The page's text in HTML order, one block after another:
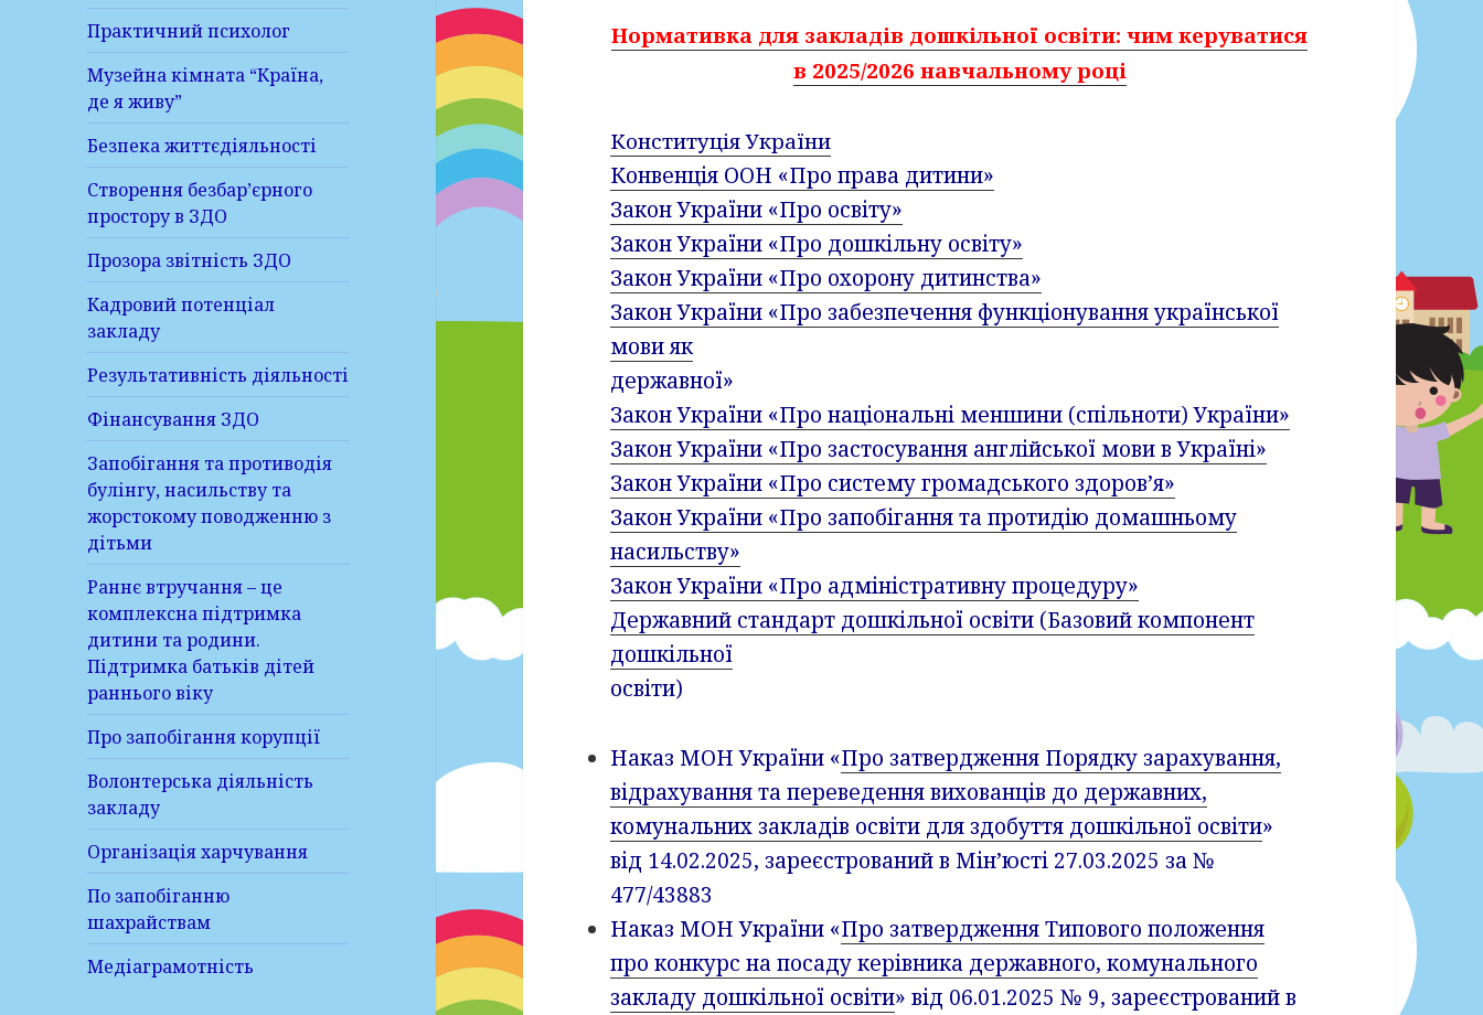
Практичний психолог
Музейна кімната “Країна,
де я живу”
Безпека життєдіяльності
Створення безбар’єрного
простору в ЗДО
Прозора звітність ЗДО
Кадровий потенціал
закладу
Результативність діяльності
Фінансування ЗДО
Запобігання та противодія
булінгу, насильству та
жорстокому поводженню з
дітьми
Раннє втручання – це
комплексна підтримка
дитини та родини.
Підтримка батьків дітей
раннього віку
Про запобігання корупції
Волонтерська діяльність
закладу
Організація харчування
По запобіганню
шахрайствам
Медіаграмотність
Нормативка для закладів дошкільної освіти: чим керуватися
в 2025/2026 навчальному році
Конституція України
Конвенція ООН «Про права дитини»
Закон України «Про освіту»
Закон України «Про дошкільну освіту»
Закон України «Про охорону дитинства»
Закон України «Про забезпечення функціонування української
мови як
державної»
Закон України «Про національні меншини (спільноти) України»
Закон України «Про застосування англійської мови в Україні»
Закон України «Про систему громадського здоров’я»
Закон України «Про запобігання та протидію домашньому
насильству»
Закон України «Про адміністративну процедуру»
Державний стандарт дошкільної освіти (Базовий компонент
дошкільної
освіти)
Наказ МОН України «Про затвердження Порядку зарахування,
відрахування та переведення вихованців до державних,
комунальних закладів освіти для здобуття дошкільної освіти»
від 14.02.2025, зареєстрований в Мін’юсті 27.03.2025 за №
477/43883
Наказ МОН України «Про затвердження Типового положення
про конкурс на посаду керівника державного, комунального
закладу дошкільної освіти» від 06.01.2025 № 9, зареєстрований в